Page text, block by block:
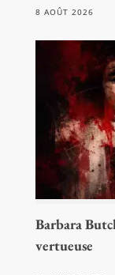
8 AOÛT 2026
Barbara
vertueuse